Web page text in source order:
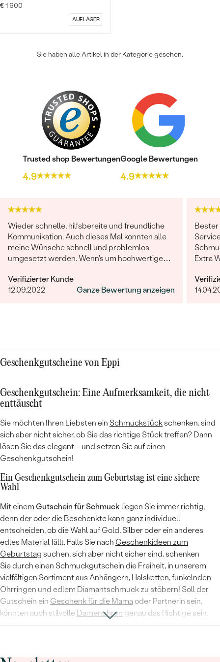
Bestseller
ANSEHEN
€ 1 600
AUF LAGER
Sie haben alle Artikel in der Kategorie gesehen.
Trusted shop Bewertungen
4.9
Google Bewertungen
4.9
Wieder schnelle, hilfsbereite und freundliche
Kommunikation. Auch dieses Mal konnten alle
meine Wünsche schnell und problemlos
umgesetzt werden. Wenn's um hochwertigen,
ist Eppi meine Empfehlung!
Verifizierter Kunde
12.09.2022
Ganze Bewertung anzeigen
Bester
Extra
Geschenkgutscheine von Eppi
Geschenkgutschein: Eine Aufmerksamkeit, die nicht
enttäuscht
Sie möchten Ihren Liebsten ein Schmuckstückschenken, sind
sich aber nicht sicher, ob Sie das richtige Stück treffen? Dann
lösen Sie das elegant – und setzen Sie auf einen
Geschenkgutschein!
Ein Geschenkgutschein zum Geburtstag ist eine sichere
Wahl
Mit einem Gutschein für Schmuck liegen Sie immer richtig,
denn der oder die Beschenkte kann ganz individuell
entscheiden, ob die Wahl auf Gold, Silber oder ein anderes
edles Material fällt. Falls Sie nach Geschenkideen zum
Geburtstag suchen, sich aber nicht sicher sind, schenken
Sie durch einen Schmuckgutschein die Freiheit, in unserem
vielfältigen Sortiment aus Anhängern, Halsketten, funkelnden
Ohrringen und edlem Diamantschmuck zu stöbern! Soll der
Gutschein ein Geschenk für die Mama oder Partnerin sein,
könnten auch stilvolle Damenuhren genau das Richtige sein.